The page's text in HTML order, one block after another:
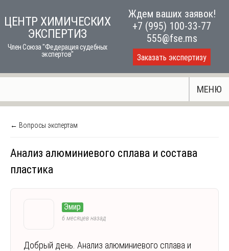
toЦЕНТР ХИМИЧЕСКИХ
ЭКСПЕРТИЗ
Член Союза "Федерация судебных
экспертов"
Ждем ваших заявок!
+7 (995) 100-33-77
555@fse.ms
Заказать экспертизу
МЕНЮ
← Вопросы экспертам
Анализ алюминиевого сплава и состава
пластика
Эмир
6 месяцев назад
Добрый день. Анализ алюминиевого сплава и